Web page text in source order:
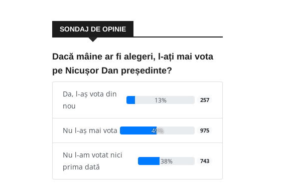
SONDAJ DE OPINIE
Dacă mâine ar fi alegeri, l-ați mai vota
pe Nicușor Dan președinte?
Da, l-aș vota din
nou
13% 257
Nu l-aș mai vota 49% 975
Nu l-am votat nici
prima dată
38% 743